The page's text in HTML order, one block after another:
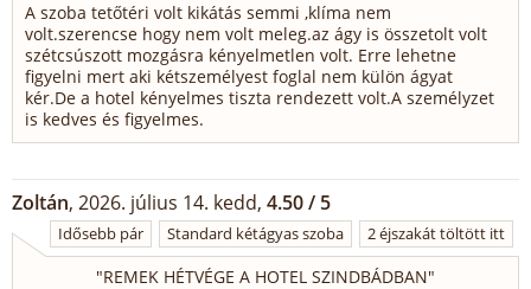
A szoba tetőtéri volt kikátás semmi ,klíma nem
volt.szerencse hogy nem volt meleg.az ágy is összetolt volt
szétcsúszott mozgásra kényelmetlen volt. Erre lehetne
figyelni mert aki kétszemélyest foglal nem külön ágyat
kér.De a hotel kényelmes tiszta rendezett volt.A személyzet
is kedves és figyelmes.
Zoltán, 2026. július 14. kedd, 4.50 / 5
Idősebb pár Standard kétágyas szoba 2 éjszakát töltött itt
"REMEK HÉTVÉGE A HOTEL SZINDBÁDBAN"